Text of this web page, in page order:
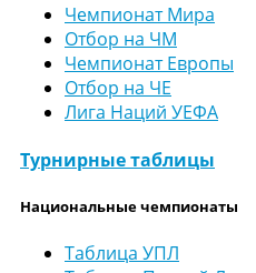
Чемпионат Мира
Отбор на ЧМ
Чемпионат Европы
Отбор на ЧЕ
Лига Наций УЕФА
Турнирные таблицы
Национальные чемпионаты
Таблица УПЛ